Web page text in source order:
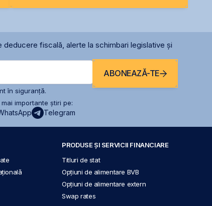
fiscală, alerte la schimbari legislative și
ABONEAZĂ-TE
în siguranță.
importante știri pe:
Telegram
PRODUSE ȘI SERVICII FINANCIARE
Titluri de stat
Opțiuni de alimentare BVB
Opțiuni de alimentare extern
Swap rates